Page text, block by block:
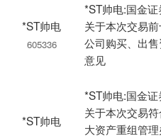
*ST帅电
605336
*ST帅电:国金
关于本次交易
公司购买、出
意见
*ST帅电
*ST帅电:国金
关于本次交易
大资产重组管